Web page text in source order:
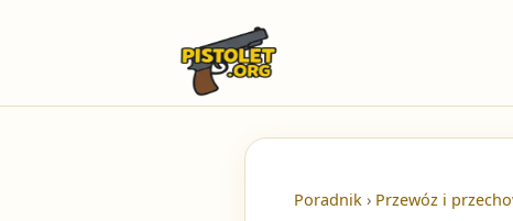
Poradnik › Przewóz i